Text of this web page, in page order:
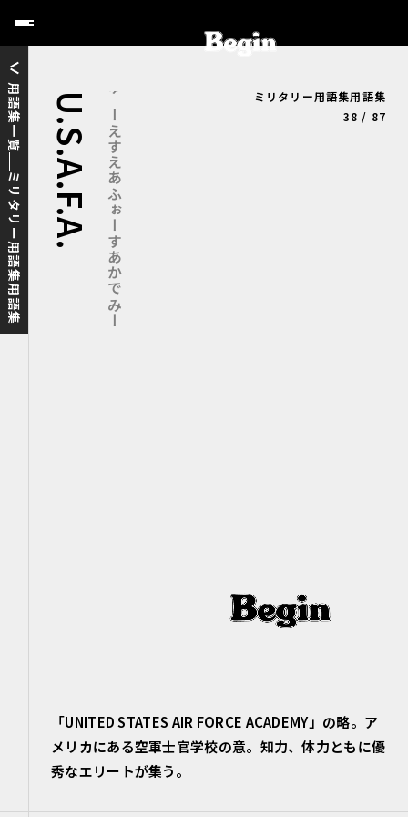
用語集一覧
ミリタリー用語集用語集 U.S.A.F.A.ゆーえすえあふぉーすあかでみー
ミリタリー用語集用語集
38 / 87
「UNITED STATES AIR FORCE ACADEMY」の略。ア
メリカにある空軍士官学校の意。知力、体力ともに優
秀なエリートが集う。